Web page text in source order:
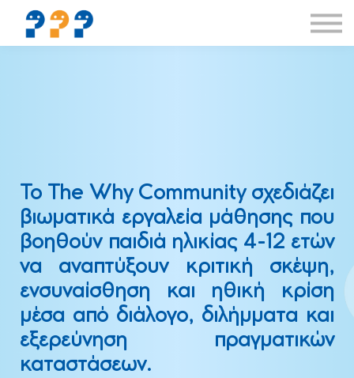
Το The Why Community σχεδιάζει
βιωματικά εργαλεία μάθησης που
βοηθούν παιδιά ηλικίας 4-12 ετών
να αναπτύξουν κριτική σκέψη,
ενσυναίσθηση και ηθική κρίση
μέσα από διάλογο, διλήμματα και
εξερεύνηση πραγματικών
καταστάσεων.